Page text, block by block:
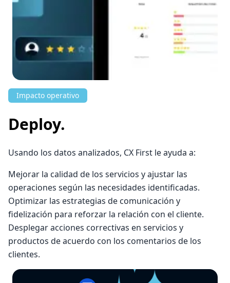
Impacto operativo
Deploy.
Usando los datos analizados, CX First le ayuda a:
Mejorar la calidad de los servicios y ajustar las
operaciones según las necesidades identificadas.
Optimizar las estrategias de comunicación y
fidelización para reforzar la relación con el cliente.
Desplegar acciones correctivas en servicios y
productos de acuerdo con los comentarios de los
clientes.